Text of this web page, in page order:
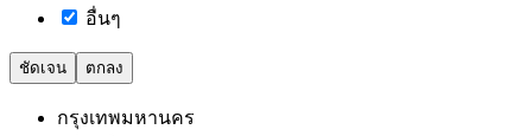
อื่นๆ
ชัดเจน ตกลง
กรุงเทพมหานคร